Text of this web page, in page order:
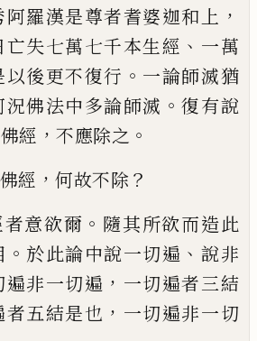
阿羅漢是尊者耆婆迦和上 ，
亡失七萬七千本生經 、 一萬
以後更不復行 。 一論師滅猶
況佛法中多論師滅 。復有說
經 ， 不應除之 。
經 ， 何故不除 ？
者意欲爾 。 隨其所欲而造此
。 於此論中說一切遍 、說非
遍非一切遍 ， 一切遍者三結
者五結是也 ， 一切遍非一切